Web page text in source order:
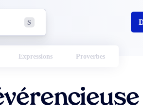
S
Expressions Proverbes